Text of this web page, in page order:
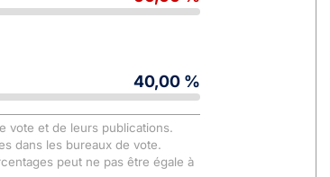
40,00 %
vote et de leurs publications.
dans les bureaux de vote.
peut ne pas être égale à